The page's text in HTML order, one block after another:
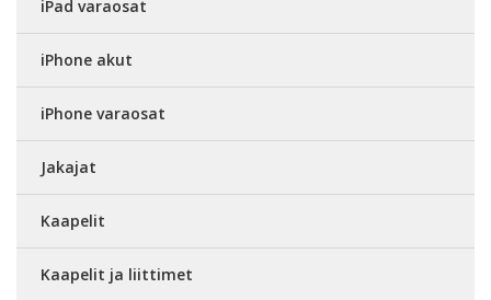
iPad varaosat
iPhone akut
iPhone varaosat
Jakajat
Kaapelit
Kaapelit ja liittimet